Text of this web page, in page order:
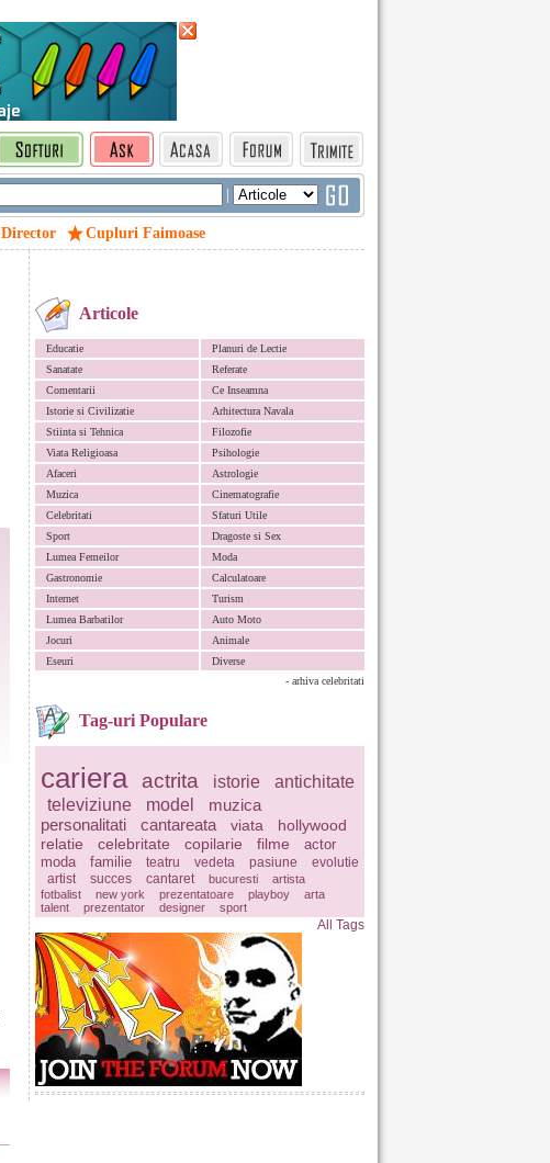
|
Director Cupluri Faimoase
Articole
Educatie
Planuri de Lectie
Sanatate
Referate
Comentarii
Ce Inseamna
Istorie si Civilizatie
Arhitectura Navala
Stiinta si Tehnica
Filozofie
Viata Religioasa
Psihologie
Afaceri
Astrologie
Muzica
Cinematografie
Celebritati
Sfaturi Utile
Sport
Dragoste si Sex
Lumea Femeilor
Moda
Gastronomie
Calculatoare
Internet
Turism
Lumea Barbatilor
Auto Moto
Jocuri
Animale
Eseuri
Diverse
- arhiva celebritati
Tag-uri Populare
cariera actrita istorie
antichitate
televiziune
model
muzica
personalitati
cantareata viata
hollywood
relatie
celebritate copilarie filme
actor
moda
familie teatru vedeta pasiune
evolutie
artist
succes cantaret bucuresti
artista
fotbalist
new york prezentatoare playboy
arta
talent
prezentator designer sport
All Tags